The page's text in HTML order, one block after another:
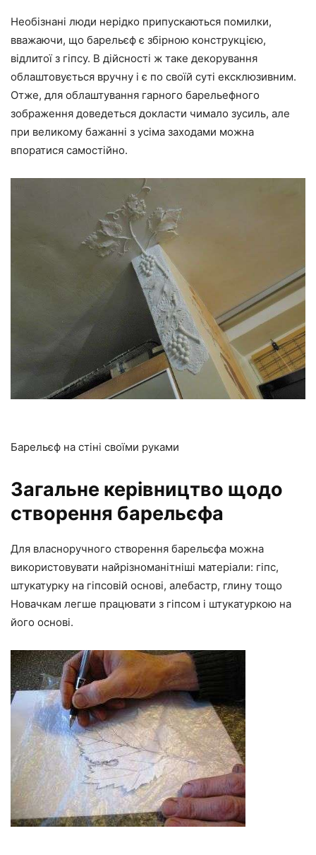
Необізнані люди нерідко припускаються помилки,
вважаючи, що барельєф є збірною конструкцією,
відлитої з гіпсу. В дійсності ж таке декорування
облаштовується вручну і є по своїй суті ексклюзивним.
Отже, для облаштування гарного барельефного
зображення доведеться докласти чимало зусиль, але
при великому бажанні з усіма заходами можна
впоратися самостійно.
Барельєф на стіні своїми руками
Загальне керівництво щодо
створення барельєфа
Для власноручного створення барельєфа можна
використовувати найрізноманітніші матеріали: гіпс,
штукатурку на гіпсовій основі, алебастр, глину тощо
Новачкам легше працювати з гіпсом і штукатуркою на
його основі.